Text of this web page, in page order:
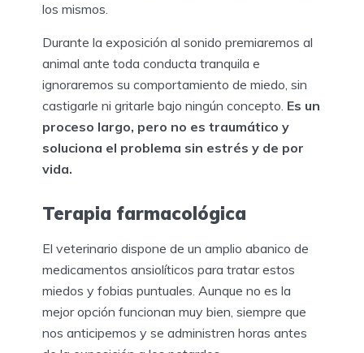
los mismos.
Durante la exposición al sonido premiaremos al
animal ante toda conducta tranquila e
ignoraremos su comportamiento de miedo, sin
castigarle ni gritarle bajo ningún concepto. Es un
proceso largo, pero no es traumático y
soluciona el problema sin estrés y de por
vida.
Terapia farmacológica
El veterinario dispone de un amplio abanico de
medicamentos ansiolíticos para tratar estos
miedos y fobias puntuales. Aunque no es la
mejor opción funcionan muy bien, siempre que
nos anticipemos y se administren horas antes